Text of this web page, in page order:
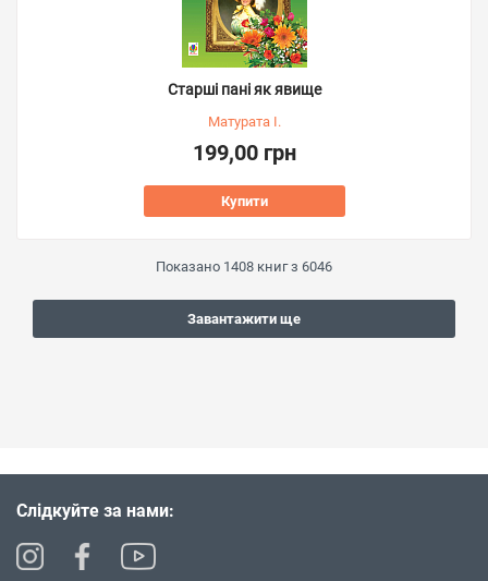
Старші пані як явище
Матурата І.
199,00 грн
Купити
Показано 1408 книг з 6046
Завантажити ще
Слідкуйте за нами: